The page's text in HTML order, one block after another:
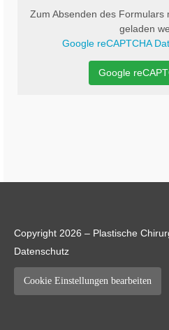
Zum Absenden des Formulars
geladen
Google reCAPTCHA
Google
Copyright 2026 – Plastische
Datenschutz
Cookie Einstellungen bearbeiten